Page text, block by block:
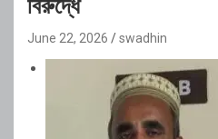
বিরুদ্ধে
June 22, 2026 swadhin